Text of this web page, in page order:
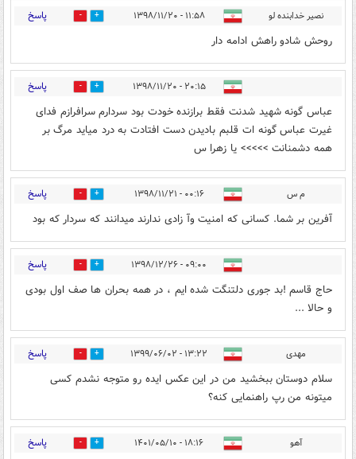
نصير خدابنده لو ۱۱:۵۸ - ۱۳۹۸/۱۱/۲۰ 3 پاسخ
روحش شادو راهش ادامه دار
۲۰:۱۵ - ۱۳۹۸/۱۱/۲۰ 4 پاسخ
عباس گونه شهید شدنت فقط برازنده خودت بود سردارم سرافرازم فدای
غیرت عباس گونه ات قلبم بادیدن دست افتادت به درد میاید مرگ بر
همه دشمنانت >>>>> یا زهرا س
م س ۰۰:۱۶ - ۱۳۹۸/۱۱/۲۱ 4 پاسخ
آفرین بر شما. کسانی که امنیت وآ زادی ندارند میدانند که سردار که بود
۰۹:۰۰ - ۱۳۹۸/۱۲/۲۶ 1 پاسخ
حاج قاسم !بد جوری دلتنگت شده ایم ، در همه بحران ها صف اول بودی
و حالا ...
مهدی ۱۳:۲۲ - ۱۳۹۹/۰۶/۰۲ 2 پاسخ
سلام دوستان ببخشید من در این عکس ایده رو متوجه نشدم کسی
میتونه من رپ راهنمایی کنه؟
آهو ۱۸:۱۶ - ۱۴۰۱/۰۵/۱۰ 0 پاسخ